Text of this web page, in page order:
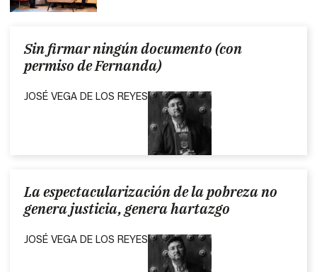
Sin firmar ningún documento (con
permiso de Fernanda)
JOSÉ VEGA DE LOS REYES
La espectacularización de la pobreza no
genera justicia, genera hartazgo
JOSÉ VEGA DE LOS REYES